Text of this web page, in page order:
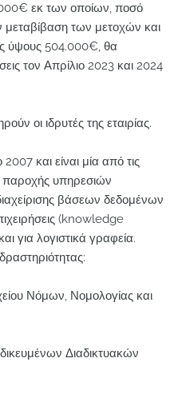
εκ των οποίων, ποσό
των μετοχών και
ύψους 504.000€, θα
τον Απρίλιο 2023 και 2024
οι ιδρυτές της εταιρίας.
και είναι μία από τις
παροχής υπηρεσιών
βάσεων δεδομένων
(knowledge
για λογιστικά γραφεία.
Νόμων, Νομολογίας και
Διαδικτυακών